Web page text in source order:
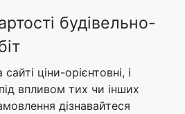
будівельно-
ціни-орієнтовні, і
впливом тих чи інших
дізнавайтеся